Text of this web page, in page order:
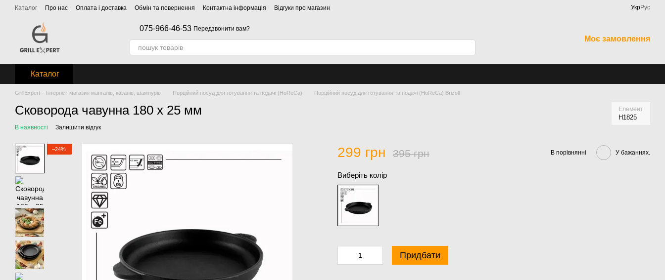
Перейти до основного контенту
Каталог Про нас Оплата і доставка Обмін та повернення Контактна інформація Відгуки про магазин УкрРус
075-966-46-53 Передзвонити вам?
Моє замовлення
Каталог
GrillExpert – Інтернет-магазин мангалів, казанів, шампурів Порційний посуд для готування та подачі (HoReCa) Порційний посуд для готування та подачі (HoReCa) Brizoll
Сковорода чавунна 180 х 25 мм Елемент
H1825
В наявності Залишити відгук
−24% 299 грн 395 грн В порівнянні У бажаннях.
Виберіть колір
Придбати